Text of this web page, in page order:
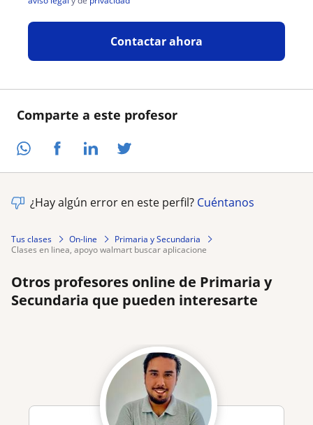
Comparte a este profesor
Contactar ahora
¿Hay algún error en este perfil? Cuéntanos
Tus clases On-line
Primaria y Secundaria
clases en linea, apoyo walmart buscar aplicacione
Otros profesores online de Primaria y
Secundaria que pueden interesarte